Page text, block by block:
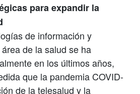
para expandir la
de información y
de la salud se ha
en los últimos años,
que la pandemia COVID-
de la telesalud y la